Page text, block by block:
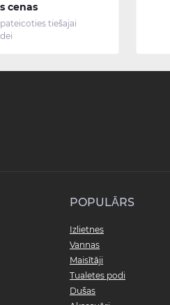
cenas
tiešajai
POPULĀRS
Izlietnes
Vannas
Maisītāji
Tualetes podi
Dušas